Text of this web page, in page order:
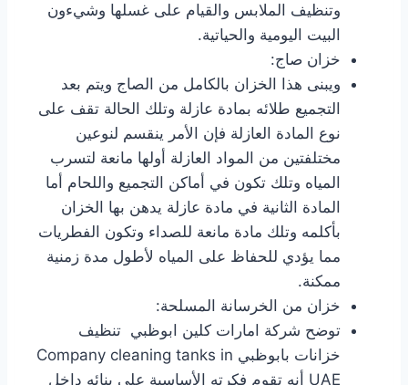
وتنظيف الملابس والقيام على غسلها وشيءون
البيت اليومية والحياتية.
خزان صاج:
ويبنى هذا الخزان بالكامل من الصاج ويتم بعد
التجميع طلائه بمادة عازلة وتلك الحالة تقف على
نوع المادة العازلة فإن الأمر ينقسم لنوعين
مختلفتين من المواد العازلة أولها مانعة لتسرب
المياه وتلك تكون في أماكن التجميع واللحام أما
المادة الثانية في مادة عازلة يدهن بها الخزان
بأكلمه وتلك مادة مانعة للصداء وتكون الفطريات
مما يؤدي للحفاظ على المياه لأطول مدة زمنية
ممكنة.
خزان من الخرسانة المسلحة:
توضح شركة امارات كلين ابوظبي تنظيف
خزانات بابوظبي Company cleaning tanks in
UAE أنه تقوم فكرته الأساسية على بنائه داخل